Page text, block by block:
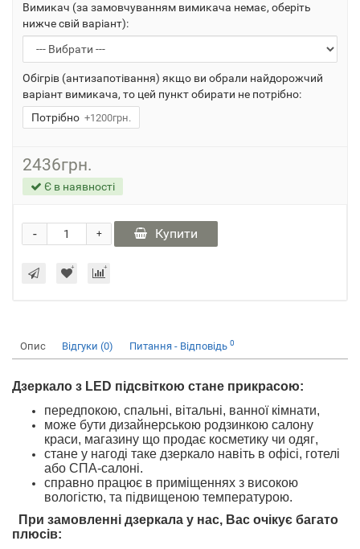
Вимикач (за замовчуванням вимикача немає, оберіть
нижче свій варіант):
Обігрів (антизапотівання) якщо ви обрали найдорожчий
варіант вимикача, то цей пункт обирати не потрібно:
Потрібно +1200грн.
2436грн.
Є в наявності
+
- Купити
Опис Відгуки (0) Питання - Відповідь 0
Дзеркало з LED підсвіткою стане прикрасою:
передпокою, спальні, вітальні, ванної кімнати,
може бути дизайнерською родзинкою салону
краси, магазину що продає косметику чи одяг,
стане у нагоді таке дзеркало навіть в офісі, готелі
або СПА-салоні.
справно працює в приміщеннях з високою
вологістю, та підвищеною температурою.
При замовленні дзеркала у нас, Вас очікує багато
плюсів: